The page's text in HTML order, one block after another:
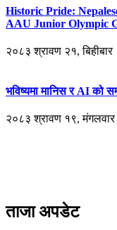
Historic Pride:
AAU Junior Olympic
२०८३ श्रावण २१, बिहीबार
भविष्यमा मानिस र AI को
२०८३ श्रावण १९, मंगलवार
ताजा अपडेट